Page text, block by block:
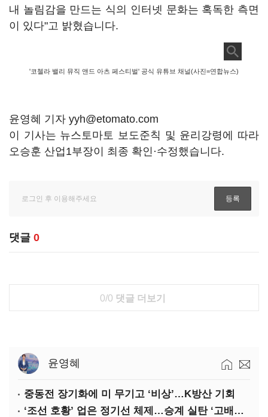
내 놀림감을 만드는 식의 인터넷 문화는 혹독한 측면
이 있다"고 밝혔습니다.
'코첼라 밸리 뮤직 앤드 아츠 페스티벌' 공식 유튜브 채널(사진=연합뉴스)
윤영혜 기자 yyh@etomato.com
이 기사는 뉴스토마토 보도준칙 및 윤리강령에 따라
오승훈 산업1부장이 최종 확인·수정했습니다.
댓글 0
0/0 댓글 더보기
윤영혜
중동전 장기화에 미 무기고 ‘비상’…K방산 기회
‘조선 호황’ 업은 정기선 체제…승계 실탄 ‘고배당’ 주목